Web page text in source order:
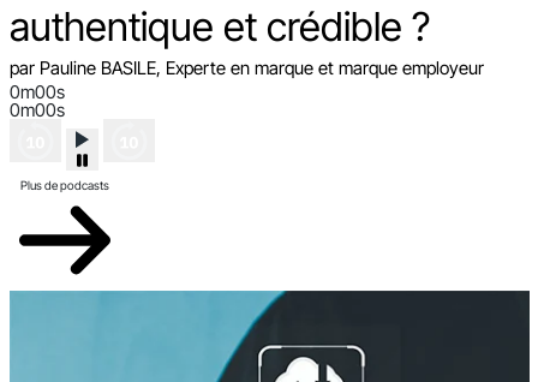
authentique et crédible ?
par Pauline BASILE, Experte en marque et marque employeur
0m00s
0m00s
Plus de podcasts